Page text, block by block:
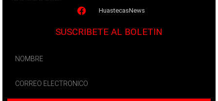
HuastecasNews
SUSCRIBETE AL BOLETIN